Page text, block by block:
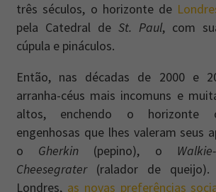
três séculos, o horizonte de
pela Catedral de St. Paul, com
cúpula e pináculos.
Então, nas décadas de 2000 e
arranha-céus mais incomuns e
altos, enchendo o horizonte
engenhosas que lhes valeram seus
o Gherkin (pepino), o
Cheesegrater(ralador de queijo).
Londres, as novas preferências